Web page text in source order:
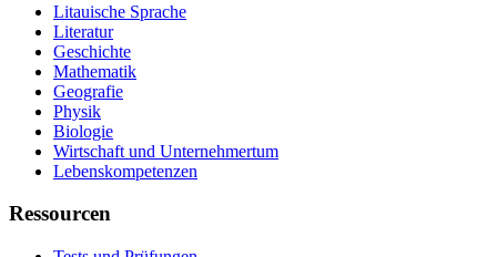
Litauische Sprache
Literatur
Geschichte
Mathematik
Geografie
Physik
Biologie
Wirtschaft und Unternehmertum
Lebenskompetenzen
Ressourcen